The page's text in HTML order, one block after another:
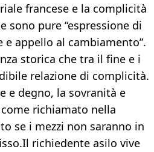
francese e la complicità
sono pure “espressione di
appello al cambiamento”.
storica che tra il fine e i
relazione di complicità.
e degno, la sovranità e
richiamato nella
se i mezzi non saranno in
richiedente asilo vive